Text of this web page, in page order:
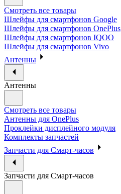
Смотреть все товары
Шлейфы для смартфонов Google
Шлейфы для смартфонов OnePlus
Шлейфы для смартфонов IQOO
Шлейфы для смартфонов Vivo
Антенны
Антенны
Смотреть все товары
Антенны для OnePlus
Проклейки дисплейного модуля
Комплекты запчастей
Запчасти для Смарт-часов
Запчасти для Смарт-часов